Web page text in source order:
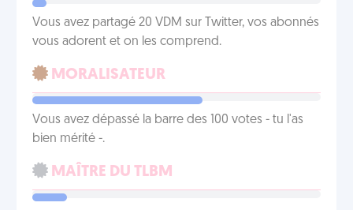
Vous avez partagé 20 VDM sur Twitter, vos abonnés
vous adorent et on les comprend.
MORALISATEUR
Vous avez dépassé la barre des 100 votes - tu l'as
bien mérité -.
MAÎTRE DU TLBM